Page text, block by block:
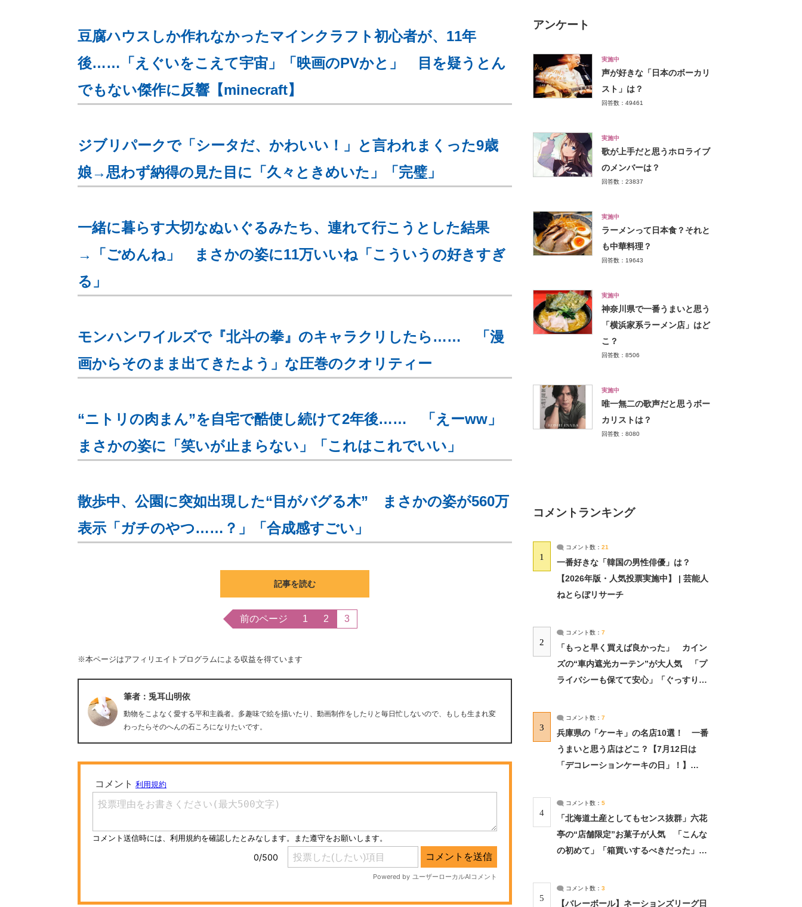
豆腐ハウスしか作れなかったマインクラフト初心者が、11年
後……「えぐいをこえて宇宙」「映画のPVかと」 目を疑うとん
でもない傑作に反響【minecraft】
ジブリパークで「シータだ、かわいい！」と言われまくった9歳
娘→思わず納得の見た目に「久々ときめいた」「完璧」
一緒に暮らす大切なぬいぐるみたち、連れて行こうとした結果
→「ごめんね」 まさかの姿に11万いいね「こういうの好きすぎ
る」
モンハンワイルズで『北斗の拳』のキャラクリしたら…… 「漫
画からそのまま出てきたよう」な圧巻のクオリティー
“ニトリの肉まん”を自宅で酷使し続けて2年後…… 「えーww」
まさかの姿に「笑いが止まらない」「これはこれでいい」
散歩中、公園に突如出現した“目がバグる木” まさかの姿が560万
表示「ガチのやつ……？」「合成感すごい」
記事を読む
前のページ 1 2 3
※本ページはアフィリエイトプログラムによる収益を得ています
筆者：兎耳山明依
動物をこよなく愛する平和主義者。多趣味で絵を描いたり、動画制作をしたりと毎日忙しないので、もしも生まれ変
わったらそのへんの石ころになりたいです。
アンケート
実施中
声が好きな「日本のボーカリ
スト」は？
回答数：49461
実施中
歌が上手だと思うホロライブ
のメンバーは？
回答数：23837
実施中
ラーメンって日本食？それと
も中華料理？
回答数：19643
実施中
神奈川県で一番うまいと思う
「横浜家系ラーメン店」はど
こ？
回答数：8506
実施中
唯一無二の歌声だと思うボー
カリストは？
回答数：8080
コメントランキング
1
コメント数： 21
一番好きな「韓国の男性俳優」は？
【2026年版・人気投票実施中】 | 芸能人
ねとらぼリサーチ
2
コメント数： 7
「もっと早く買えば良かった」 カイン
ズの“車内遮光カーテン”が大人気 「プ
ライバシーも保てて安心」「ぐっすり眠
3
コメント数： 7
兵庫県の「ケーキ」の名店10選！ 一番
うまいと思う店はどこ？【7月12日は
「デコレーションケーキの日」！】
4
コメント数： 5
「北海道土産としてもセンス抜群」六花
亭の“店舗限定”お菓子が人気 「こんな
の初めて」「箱買いするべきだった」
5
コメント数： 3
【バレーボール】ネーションズリーグ日